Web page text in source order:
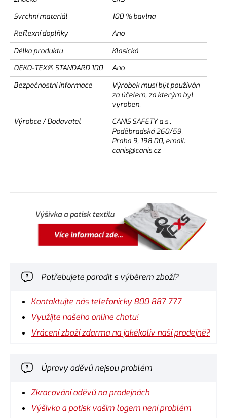
Svrchní materiál
100 % bavlna
Reflexní doplňky
Ano
Délka produktu
Klasická
OEKO-TEX® STANDARD 100
Ano
Bezpečnostní informace
Výrobek musí být používán
za účelem, za kterým byl
vyroben.
Výrobce / Dodavatel
CANIS SAFETY a.s.,
Poděbradská 260/59,
Praha 9, 198 00, email:
canis@canis.cz
Potřebujete poradit s výběrem zboží?
Kontaktujte nás telefonicky 800 887 777
Využijte našeho online chatu!
Vrácení zboží zdarma na jakékoliv naší prodejně?
Úpravy oděvů nejsou problém
Zkracování oděvů na prodejnách
Výšivka a potisk vašim logem není problém